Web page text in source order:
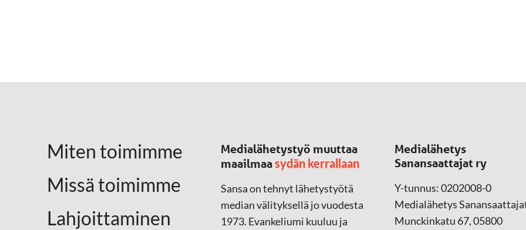
Miten toimimme
Missä toimimme
Lahjoittaminen
Medialähetystyö muuttaa
maailmaasydän kerrallaan
Sansa on tehnyt lähetystyötä
median välityksellä jo vuodesta
1973. Evankeliumi kuuluu ja
Medialähetys
Sanansaattajat ry
Y-tunnus: 0202008-0
Medialähetys
Munckinkatu 67, 05800